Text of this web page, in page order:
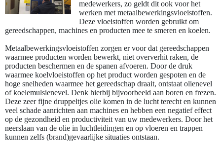
medewerkers, zo geldt dit ook voor het
werken met metaalbewerkingsvloeistoffen.
Deze vloeistoffen worden gebruikt om
gereedschappen, machines en producten mee te smeren en koelen.
Metaalbewerkingsvloeistoffen zorgen er voor dat gereedschappen
waarmee producten worden bewerkt, niet oververhit raken, de
producten beschermen en de spanen afvoeren. Door de druk
waarmee koelvloeistoffen op het product worden gespoten en de
hoge snelheden waarmee het gereedschap draait, ontstaat olienevel
of koelemulsienevel. Denk hierbij bijvoorbeeld aan boren en frezen.
Deze zeer fijne druppeltjes olie komen in de lucht terecht en kunnen
veel schade aanrichten aan machines en hebben een negatief effect
op de gezondheid en productiviteit van uw medewerkers. Door het
neerslaan van de olie in luchtleidingen en op vloeren en trappen
kunnen zelfs (brand)gevaarlijke situaties ontstaan.